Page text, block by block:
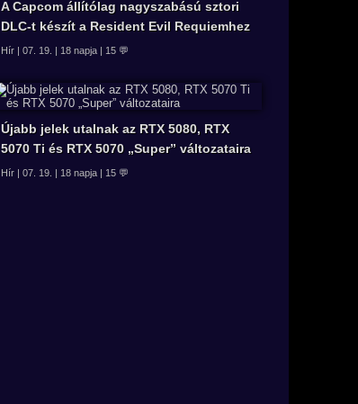
A Capcom állítólag nagyszabású sztori
DLC-t készít a Resident Evil Requiemhez
Hír | 07. 19. | 18 napja | 15 💬
Újabb jelek utalnak az RTX 5080, RTX
5070 Ti és RTX 5070 „Super” változataira
Hír | 07. 19. | 18 napja | 15 💬